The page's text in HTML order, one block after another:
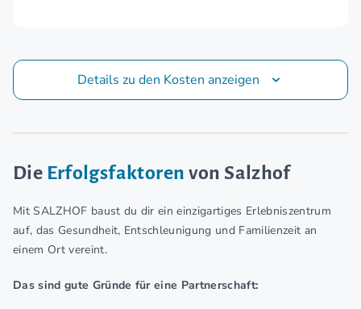
Details zu den Kosten anzeigen
Die Erfolgsfaktoren von Salzhof
Mit SALZHOF baust du dir ein einzigartiges Erlebniszentrum
auf, das Gesundheit, Entschleunigung und Familienzeit an
einem Ort vereint.
Das sind gute Gründe für eine Partnerschaft: